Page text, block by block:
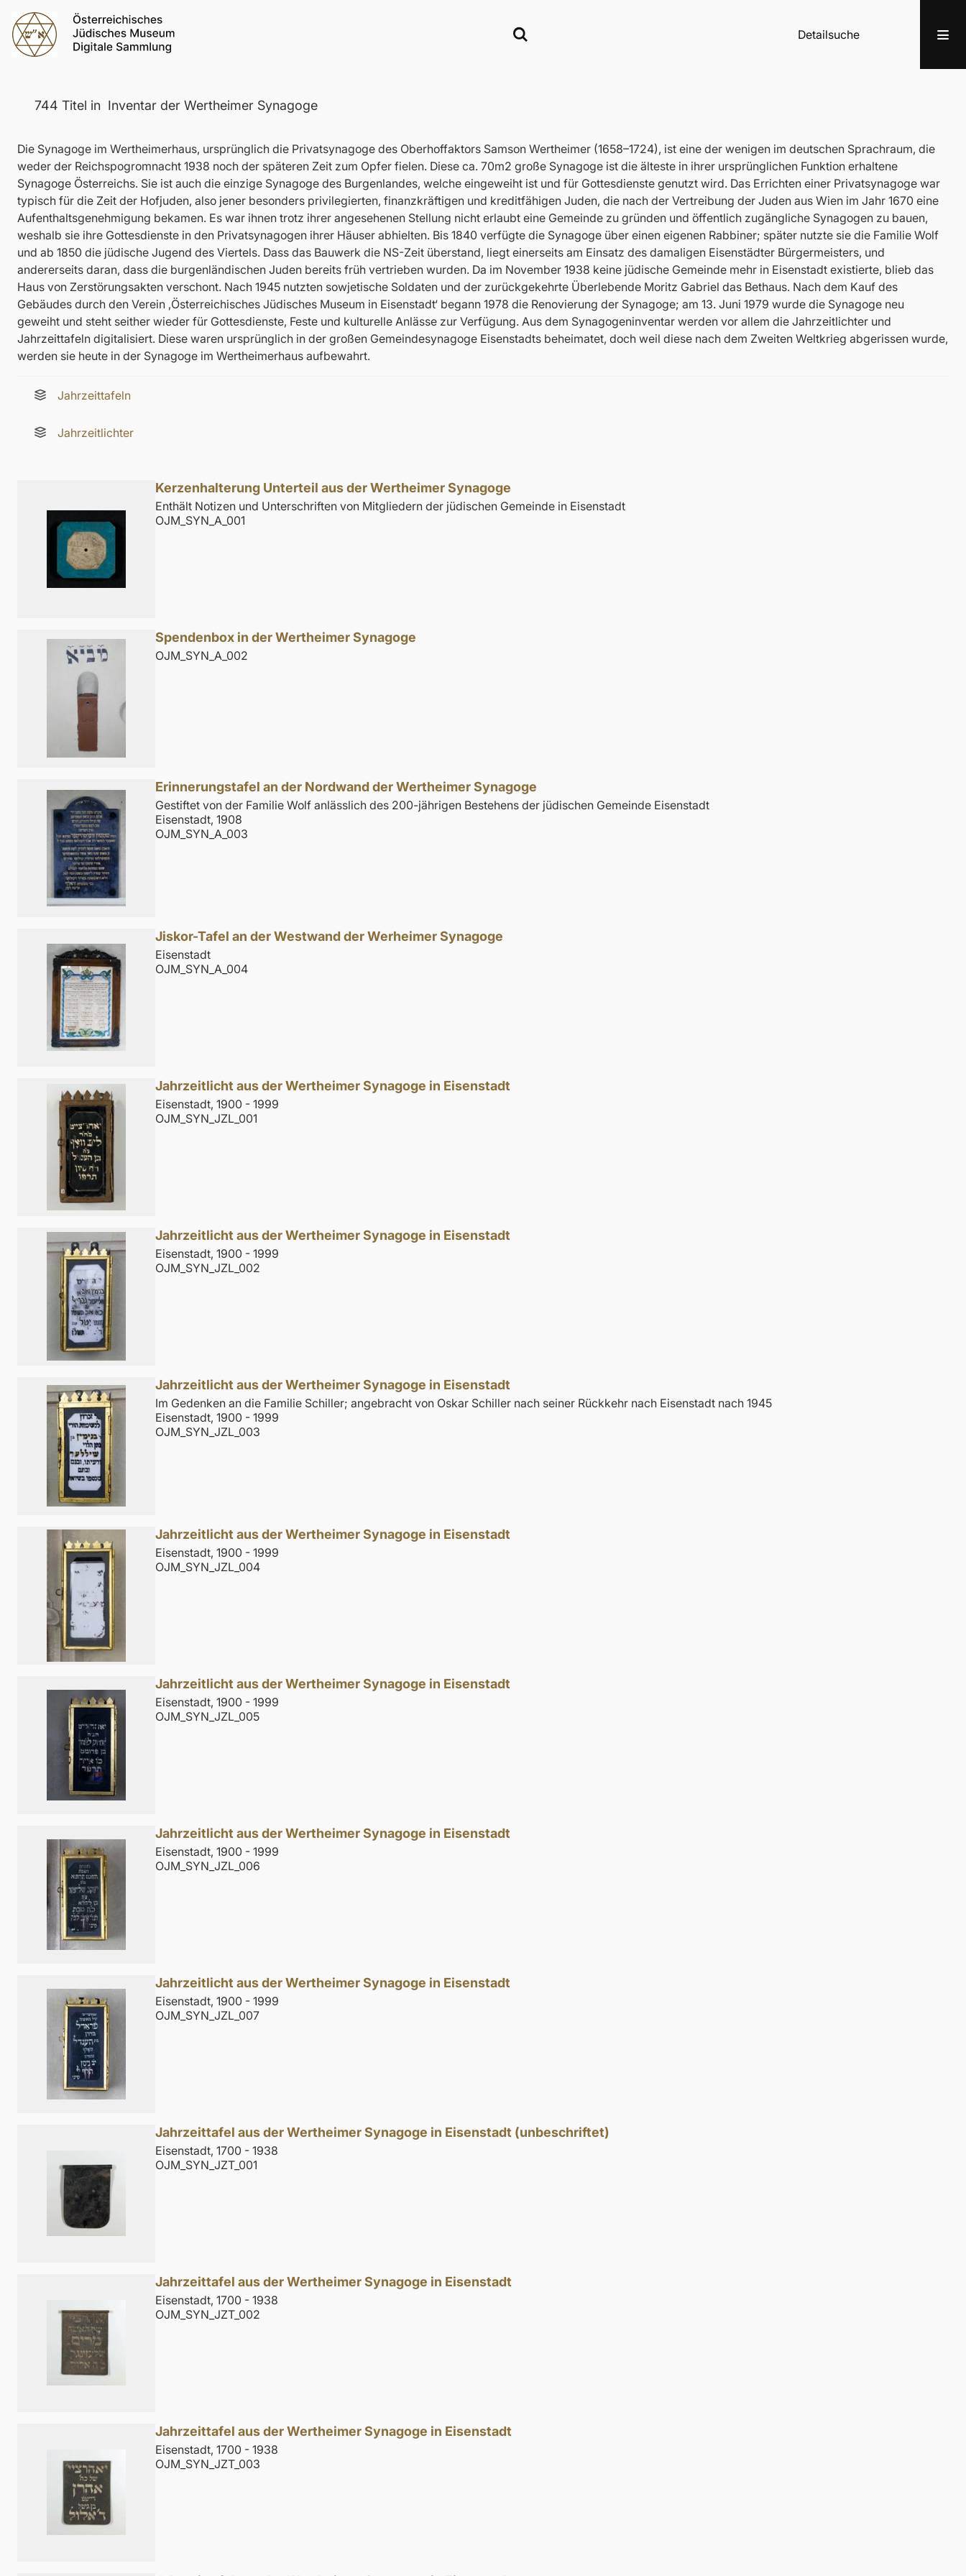
Detailsuche
744 Titel in Inventar der Wertheimer Synagoge
Die Synagoge im Wertheimerhaus, ursprünglich die Privatsynagoge des Oberhoffaktors Samson Wertheimer (1658–1724), ist eine der wenigen im deutschen Sprachraum, die
weder der Reichspogromnacht 1938 noch der späteren Zeit zum Opfer fielen. Diese ca. 70m2 große Synagoge ist die älteste in ihrer ursprünglichen Funktion erhaltene
Synagoge Österreichs. Sie ist auch die einzige Synagoge des Burgenlandes, welche eingeweiht ist und für Gottesdienste genutzt wird. Das Errichten einer Privatsynagoge war
typisch für die Zeit der Hofjuden, also jener besonders privilegierten, finanzkräftigen und kreditfähigen Juden, die nach der Vertreibung der Juden aus Wien im Jahr 1670 eine
Aufenthaltsgenehmigung bekamen. Es war ihnen trotz ihrer angesehenen Stellung nicht erlaubt eine Gemeinde zu gründen und öffentlich zugängliche Synagogen zu bauen,
weshalb sie ihre Gottesdienste in den Privatsynagogen ihrer Häuser abhielten. Bis 1840 verfügte die Synagoge über einen eigenen Rabbiner; später nutzte sie die Familie Wolf
und ab 1850 die jüdische Jugend des Viertels. Dass das Bauwerk die NS-Zeit überstand, liegt einerseits am Einsatz des damaligen Eisenstädter Bürgermeisters, und
andererseits daran, dass die burgenländischen Juden bereits früh vertrieben wurden. Da im November 1938 keine jüdische Gemeinde mehr in Eisenstadt existierte, blieb das
Haus von Zerstörungsakten verschont. Nach 1945 nutzten sowjetische Soldaten und der zurückgekehrte Überlebende Moritz Gabriel das Bethaus. Nach dem Kauf des
Gebäudes durch den Verein ‚Österreichisches Jüdisches Museum in Eisenstadt‘ begann 1978 die Renovierung der Synagoge; am 13. Juni 1979 wurde die Synagoge neu
geweiht und steht seither wieder für Gottesdienste, Feste und kulturelle Anlässe zur Verfügung. Aus dem Synagogeninventar werden vor allem die Jahrzeitlichter und
Jahrzeittafeln digitalisiert. Diese waren ursprünglich in der großen Gemeindesynagoge Eisenstadts beheimatet, doch weil diese nach dem Zweiten Weltkrieg abgerissen wurde,
werden sie heute in der Synagoge im Wertheimerhaus aufbewahrt.
Jahrzeittafeln
Jahrzeitlichter
Kerzenhalterung Unterteil aus der Wertheimer Synagoge
Enthält Notizen und Unterschriften von Mitgliedern der jüdischen Gemeinde in Eisenstadt
OJM_SYN_A_001
Spendenbox in der Wertheimer Synagoge
OJM_SYN_A_002
Erinnerungstafel an der Nordwand der Wertheimer Synagoge
Gestiftet von der Familie Wolf anlässlich des 200-jährigen Bestehens der jüdischen Gemeinde Eisenstadt
Eisenstadt, 1908
OJM_SYN_A_003
Jiskor-Tafel an der Westwand der Werheimer Synagoge
Eisenstadt
OJM_SYN_A_004
Jahrzeitlicht aus der Wertheimer Synagoge in Eisenstadt
Eisenstadt, 1900 - 1999
OJM_SYN_JZL_001
Jahrzeitlicht aus der Wertheimer Synagoge in Eisenstadt
Eisenstadt, 1900 - 1999
OJM_SYN_JZL_002
Jahrzeitlicht aus der Wertheimer Synagoge in Eisenstadt
Im Gedenken an die Familie Schiller; angebracht von Oskar Schiller nach seiner Rückkehr nach Eisenstadt nach 1945
Eisenstadt, 1900 - 1999
OJM_SYN_JZL_003
Jahrzeitlicht aus der Wertheimer Synagoge in Eisenstadt
Eisenstadt, 1900 - 1999
OJM_SYN_JZL_004
Jahrzeitlicht aus der Wertheimer Synagoge in Eisenstadt
Eisenstadt, 1900 - 1999
OJM_SYN_JZL_005
Jahrzeitlicht aus der Wertheimer Synagoge in Eisenstadt
Eisenstadt, 1900 - 1999
OJM_SYN_JZL_006
Jahrzeitlicht aus der Wertheimer Synagoge in Eisenstadt
Eisenstadt, 1900 - 1999
OJM_SYN_JZL_007
Jahrzeittafel aus der Wertheimer Synagoge in Eisenstadt (unbeschriftet)
Eisenstadt, 1700 - 1938
OJM_SYN_JZT_001
Jahrzeittafel aus der Wertheimer Synagoge in Eisenstadt
Eisenstadt, 1700 - 1938
OJM_SYN_JZT_002
Jahrzeittafel aus der Wertheimer Synagoge in Eisenstadt
Eisenstadt, 1700 - 1938
OJM_SYN_JZT_003